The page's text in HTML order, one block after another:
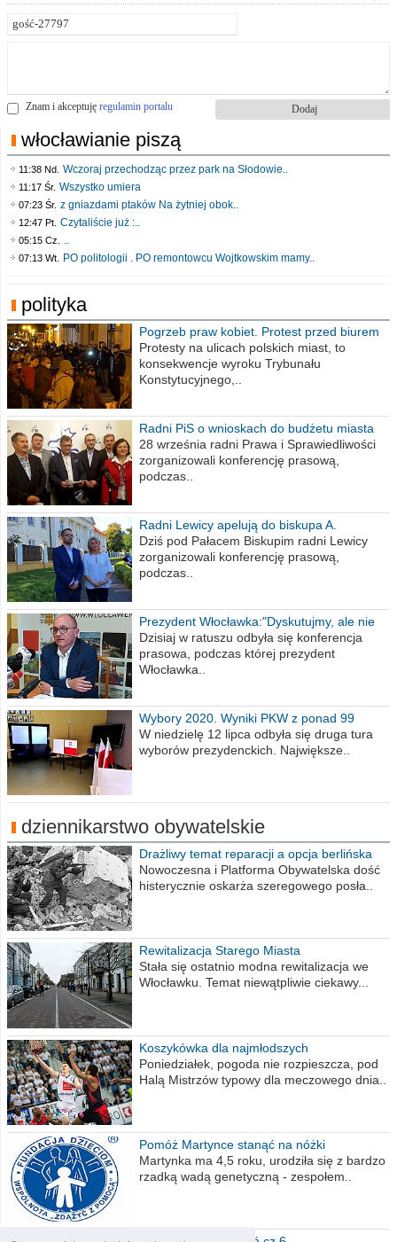
Znam i akceptuję regulamin portalu
włocławianie piszą
11:38 Nd. Wczoraj przechodząc przez park na Słodowie..
11:17 Śr. Wszystko umiera
07:23 Śr. z gniazdami ptaków Na żytniej obok..
12:47 Pt. Czytaliście już :..
05:15 Cz. ..
07:13 Wt. PO politologii . PO remontowcu Wojtkowskim mamy..
polityka
Pogrzeb praw kobiet. Protest przed biurem
poselskim PiS
Protesty na ulicach polskich miast, to
konsekwencje wyroku Trybunału
Konstytucyjnego,..
Radni PiS o wnioskach do budżetu miasta
na 2021 rok
28 września radni Prawa i Sprawiedliwości
zorganizowali konferencję prasową,
podczas..
Radni Lewicy apelują do biskupa A.
Wiesława Meringa
Dziś pod Pałacem Biskupim radni Lewicy
zorganizowali konferencję prasową,
podczas..
Prezydent Włocławka:"Dyskutujmy, ale nie
obrażajmy się”
Dzisiaj w ratuszu odbyła się konferencja
prasowa, podczas której prezydent
Włocławka..
Wybory 2020. Wyniki PKW z ponad 99
procent obwodów
W niedzielę 12 lipca odbyła się druga tura
wyborów prezydenckich. Największe..
dziennikarstwo obywatelskie
Drażliwy temat reparacji a opcja berlińska
Nowoczesna i Platforma Obywatelska dość
histerycznie oskarża szeregowego posła..
Rewitalizacja Starego Miasta
Stała się ostatnio modna rewitalizacja we
Włocławku. Temat niewątpliwie ciekawy...
Koszykówka dla najmłodszych
Poniedziałek, pogoda nie rozpieszcza, pod
Halą Mistrzów typowy dla meczowego dnia..
Pomóż Martynce stanąć na nóżki
Martynka ma 4,5 roku, urodziła się z bardzo
rzadką wadą genetyczną - zespołem..